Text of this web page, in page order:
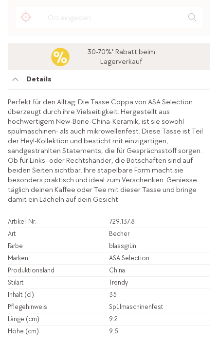
30-70%* Rabatt beim
Lagerverkauf
Details
Perfekt für den Alltag: Die Tasse Coppa von ASA Selection
überzeugt durch ihre Vielseitigkeit. Hergestellt aus
hochwertigem New-Bone-China-Keramik, ist sie sowohl
spülmaschinen- als auch mikrowellenfest. Diese Tasse ist Teil
der Hey!-Kollektion und besticht mit einzigartigen,
sandgestrahlten Statements, die für Gesprächsstoff sorgen.
Ob für Links- oder Rechtshänder, die Botschaften sind auf
beiden Seiten sichtbar. Ihre stapelbare Form macht sie
besonders praktisch und ideal zum Verschenken. Geniesse
täglich deinen Kaffee oder Tee mit dieser Tasse und bringe
damit ein Lächeln auf dein Gesicht.
Artikel-Nr.
729.137.8
Art
Becher
Farbe
blassgrün
Marken
ASA Selection
Produktionsland
China
Stilart
Trendy
Inhalt (cl)
35
Pflegehinweis
Spülmaschinenfest
Länge (cm)
9.2
Höhe (cm)
9.5